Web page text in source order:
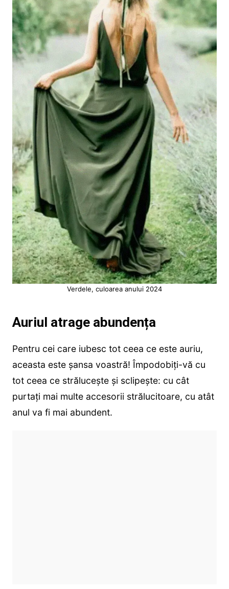
Verdele, culoarea anului 2024
Auriul atrage abundența
Pentru cei care iubesc tot ceea ce este auriu,
aceasta este șansa voastră! Împodobiți-vă cu
tot ceea ce strălucește și sclipește: cu cât
purtați mai multe accesorii strălucitoare, cu atât
anul va fi mai abundent.